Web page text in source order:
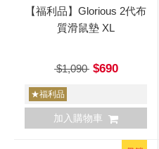
【福利品】Glorious 2代布
質滑鼠墊 XL
$1,090$690
★福利品
加入購物車